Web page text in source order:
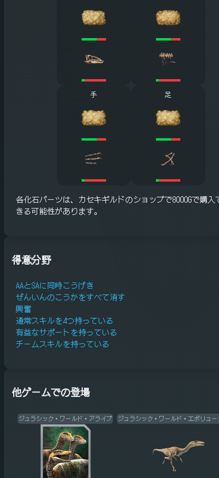
手 足
各化石パーツは、カセキギルドのショップで8000Gで購入
きる可能性があります。
得意分野
AAとSAに同時こうげき
ぜんいんのこうかをすべて消す
興奮
通常スキルを4つ持っている
有益なサポートを持っている
チームスキルを持っている
他ゲームでの登場
ジュラシック・ワールド・アライブ ジュラシック・ワールド・エボリュー